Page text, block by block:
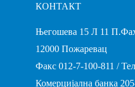
КОНТАКТ
Његошева 15 Л 11
12000 Пожаревац
Факс 012-7-100-811 /
Комерцијална банка